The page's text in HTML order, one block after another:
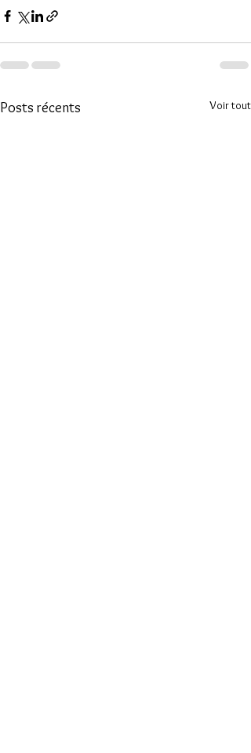
Posts récents Voir tout